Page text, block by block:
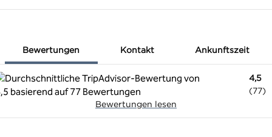
Bewertungen Kontakt
Ankunftszeit
4,5
(77)
Bewertungen lesen